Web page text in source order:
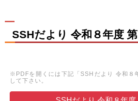
SSHだより 令和８年度
※PDFを開くには下記「SSHだより 令和８
して下さい。